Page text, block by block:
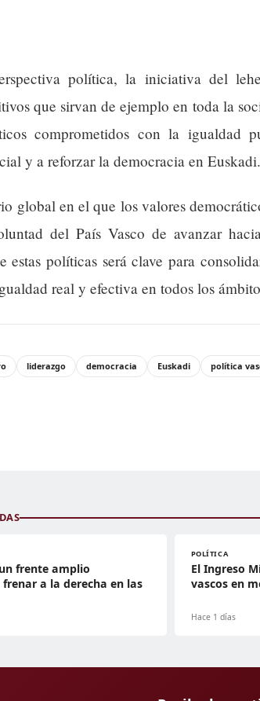
política, la iniciativa del
que sirvan de ejemplo en toda la
comprometidos con la igualdad
y a reforzar la democracia en Euskadi.
global en el que los valores
del País Vasco de avanzar
estas políticas será clave para
real y efectiva en todos los
liderazgo democracia Euskadi política
frente amplio
a la derecha en las
POLÍTICA
El Ingreso
vascos en
Hace 1 días